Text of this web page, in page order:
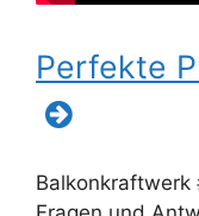
Perfekte
Balkonkraftwerk